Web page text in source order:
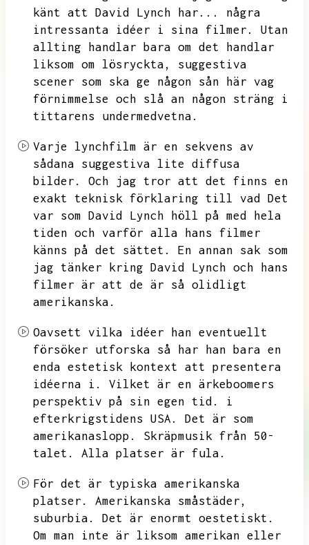
känt att David Lynch har...
några
intressanta idéer i sina filmer.
Utan
allting handlar bara om det handlar
liksom om lösryckta,
suggestiva
scener som ska ge någon sån här vag
förnimmelse och slå an någon sträng i
tittarens undermedvetna.
Varje lynchfilm är en sekvens av
sådana suggestiva lite diffusa
bilder.
Och jag tror att det finns en
exakt teknisk förklaring till vad
Det
var som David Lynch höll på med hela
tiden och varför alla hans filmer
känns på det sättet.
En annan sak som
jag tänker kring David Lynch och hans
filmer är att de är så olidligt
amerikanska.
Oavsett vilka idéer han eventuellt
försöker utforska så har han bara en
enda estetisk kontext att presentera
idéerna i.
Vilket är en ärkeboomers
perspektiv på sin egen tid.
i
efterkrigstidens USA.
Det är som
amerikanaslopp.
Skräpmusik från 50-
talet.
Alla platser är fula.
För det är typiska amerikanska
platser.
Amerikanska småstäder,
suburbia.
Det är enormt oestetiskt.
Om man inte är liksom amerikan eller